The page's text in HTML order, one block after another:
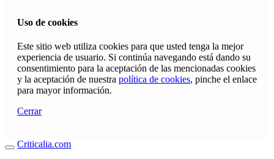
Uso de cookies
Este sitio web utiliza cookies para que usted tenga la mejor
experiencia de usuario. Si continúa navegando está dando su
consentimiento para la aceptación de las mencionadas cookies
y la aceptación de nuestra política de cookies, pinche el enlace
para mayor información.
Cerrar
Criticalia.com